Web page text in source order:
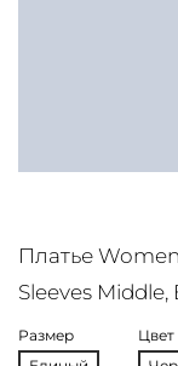
Платье
Sleeves
Размер
Цвет